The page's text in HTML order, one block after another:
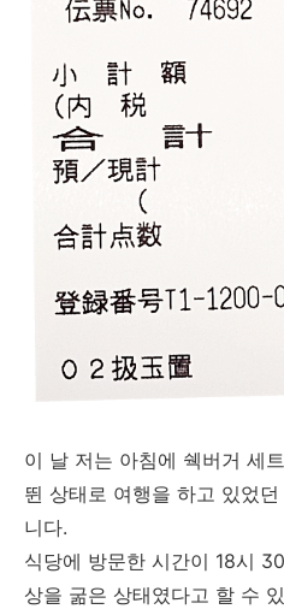
이 날 저는 아침에 쉑버거 세
뛴 상태로 여행을 하고 있었
니다.
식당에 방문한 시간이 18시
상을 굶은 상태였다고 할 수